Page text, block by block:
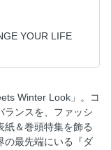
YOUR LIFE
、私市龍星
イテムとヘアのバ
Winter Look」。コ
ランスを、ファッシ
紙＆巻頭特集を飾る
の最先端にいる『ダ